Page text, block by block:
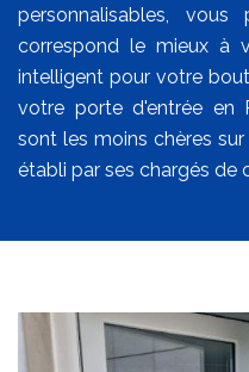
personnalisables,
correspond le mieux à
intelligent pour votre
votre porte d'entrée en
sont les moins chères
établi par ses chargés de